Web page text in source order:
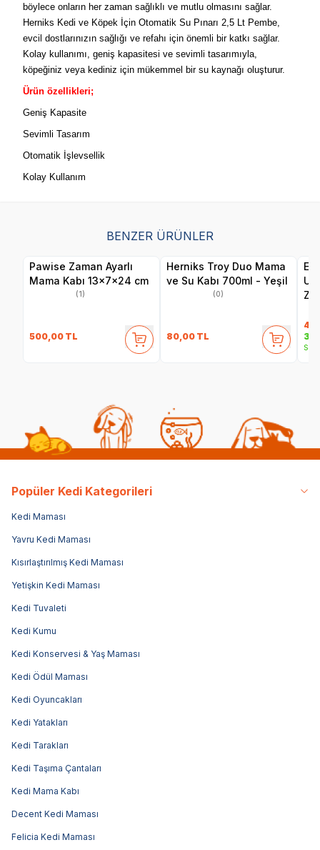
böylece onların her zaman sağlıklı ve mutlu olmasını sağlar.
Herniks Kedi ve Köpek İçin Otomatik Su Pınarı 2,5 Lt Pembe,
evcil dostlarınızın sağlığı ve refahı için önemli bir katkı sağlar.
Kolay kullanımı, geniş kapasitesi ve sevimli tasarımıyla,
köpeğiniz veya kediniz için mükemmel bir su kaynağı oluşturur.
Ürün özellikleri;
Geniş Kapasite
Sevimli Tasarım
Otomatik İşlevsellik
Kolay Kullanım
BENZER ÜRÜNLER
Pawise Zaman Ayarlı
Mama Kabı 13x7x24 cm
(1)
500,00 TL
Herniks Troy Duo Mama
ve Su Kabı 700ml - Yeşil
(0)
80,00 TL
Popüler Kedi Kategorileri
Kedi Maması
Yavru Kedi Maması
Kısırlaştırılmış Kedi Maması
Yetişkin Kedi Maması
Kedi Tuvaleti
Kedi Kumu
Kedi Konservesi & Yaş Maması
Kedi Ödül Maması
Kedi Oyuncakları
Kedi Yatakları
Kedi Tarakları
Kedi Taşıma Çantaları
Kedi Mama Kabı
Decent Kedi Maması
Felicia Kedi Maması